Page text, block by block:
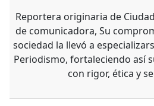
Reportera originaria de
de comunicadora, Su
sociedad la llevó a
Periodismo, fortaleciendo así
con rigor, ética y